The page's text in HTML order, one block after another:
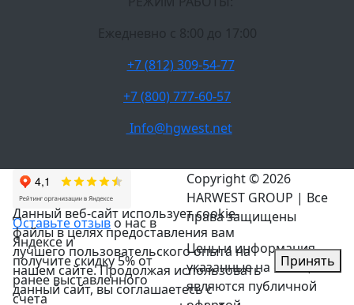
Ежедневно c 8:00 до 17:00
+7 (812) 309-54-77
+7 (800) 777-60-57
Info@hgwest.net
Оставьте отзыво нас в
Яндексе и
получите скидку 5% от
ранее выставленного
счета
Copyright © 2026
HARWEST GROUP | Все
права защищены
Цены и информация,
указанные на сайте, не
являются публичной
Данный веб-сайт использует cookie-
файлы в целях предоставления вам
лучшего пользовательского опыта на
нашем сайте. Продолжая использовать
данный сайт, вы соглашаетесь с
Принять